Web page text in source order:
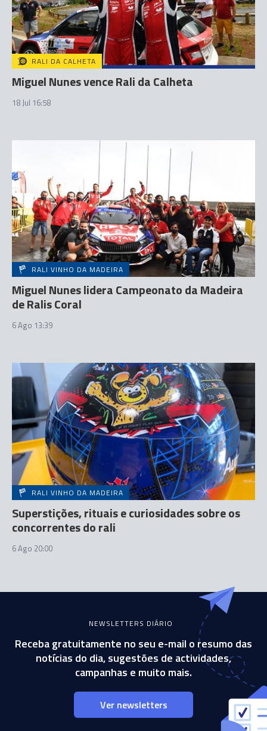
RALI DA CALHETA
Miguel Nunes vence Rali da Calheta
18 Jul 16:58
RALI VINHO DA MADEIRA
Miguel Nunes lidera Campeonato da Madeira
de Ralis Coral
6 Ago 13:39
RALI VINHO DA MADEIRA
Superstições, rituais e curiosidades sobre os
concorrentes do rali
6 Ago 20:00
NEWSLETTERS DIÁRIO
Receba gratuitamente no seu e-mail o resumo das
notícias do dia, sugestões de actividades,
campanhas e muito mais.
Ver newsletters